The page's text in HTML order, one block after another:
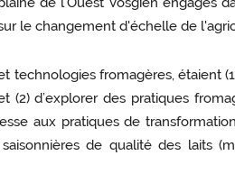
le changement d'échelle de
technologies fromagères, étaient
d’explorer des pratiques
aux pratiques de
de qualité des laits